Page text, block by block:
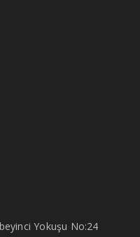
Yokuşu No:24